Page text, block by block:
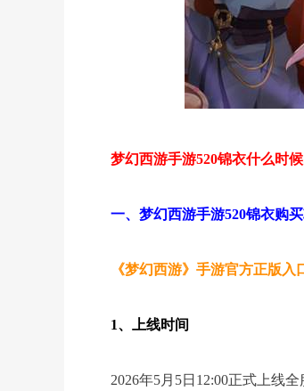
梦幻西游手游520锦衣什么时
一、梦幻西游手游520锦衣购
《梦幻西游》手游官方正版入
1、上线时间
2026年5月5日12:00正式上线